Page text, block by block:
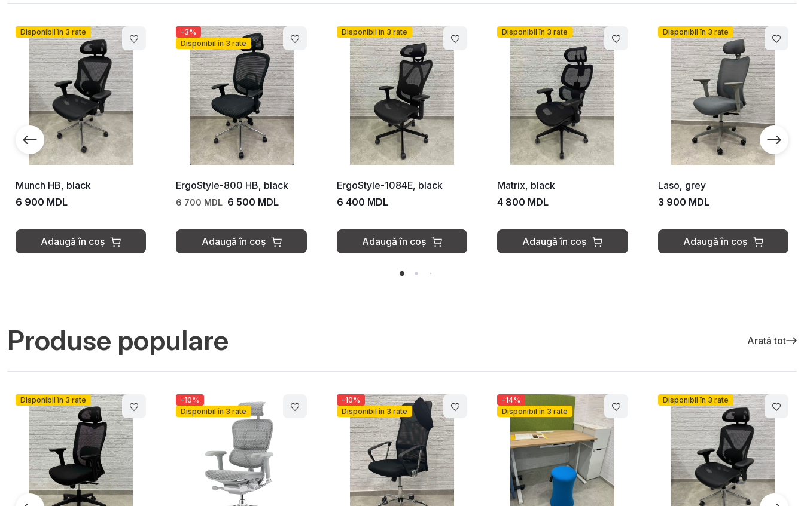
Disponibil în 3 rate
Munch HB, black
6 900 MDL
Adaugă în coș
-3%
Disponibil în 3 rate
ErgoStyle-800 HB, black
6 700 MDL 6 500 MDL
Adaugă în coș
Disponibil în 3 rate
ErgoStyle-1084E, black
6 400 MDL
Adaugă în coș
Disponibil în 3 rate
Matrix, black
4 800 MDL
Adaugă în coș
Disponibil în 3 rate
Laso, grey
3 900 MDL
Adaugă în coș
Produse populare Arată tot
Disponibil în 3 rate
-10%
Disponibil în 3 rate
-10%
Disponibil în 3 rate
-14%
Disponibil în 3 rate
Disponibil în 3 rate